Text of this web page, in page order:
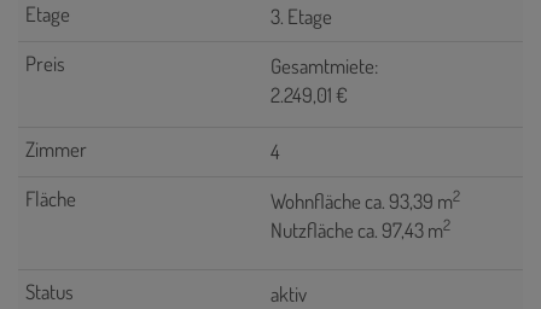
3. Etage
Gesamtmiete:
2.249,01 €
4
Wohnfläche ca. 93,39 m2
Nutzfläche ca. 97,43 m2
aktiv